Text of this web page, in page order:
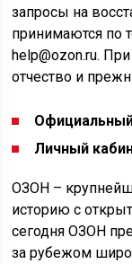
запросы на
принимаются по
help@ozon.ru.
отчество и
Личный
ОЗОН –
историю с
сегодня ОЗОН
за рубежом